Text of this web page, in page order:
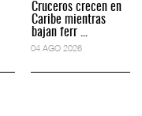
Cruceros crecen en
Caribe mientras
bajan ferr ...
04 AGO 2026